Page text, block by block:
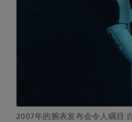
2007年的腕表发布会令人瞩目: